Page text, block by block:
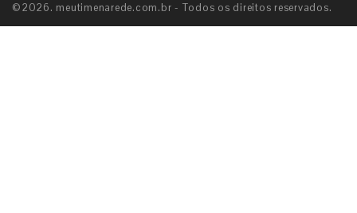
©2026. meutimenarede.com.br - Todos os direitos reservados.